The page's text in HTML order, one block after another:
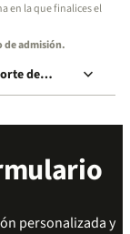
en la que finalices el
de admisión.
de
keyboard_arrow_down
personalizada y